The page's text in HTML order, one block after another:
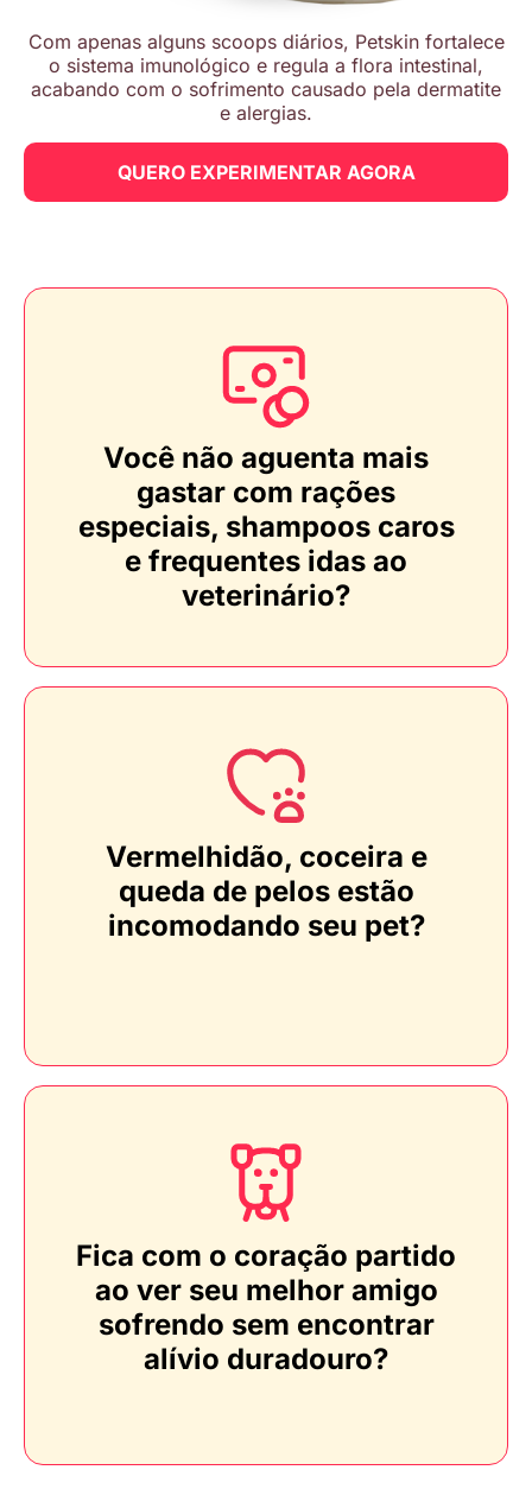
Com apenas alguns scoops diários, Petskin fortalece
o sistema imunológico e regula a flora intestinal,
acabando com o sofrimento causado pela dermatite
e alergias.
QUERO EXPERIMENTAR AGORA
Você não aguenta mais
gastar com rações
especiais, shampoos caros
e frequentes idas ao
veterinário?
Vermelhidão, coceira e
queda de pelos estão
incomodando seu pet?
Fica com o coração partido
ao ver seu melhor amigo
sofrendo sem encontrar
alívio duradouro?